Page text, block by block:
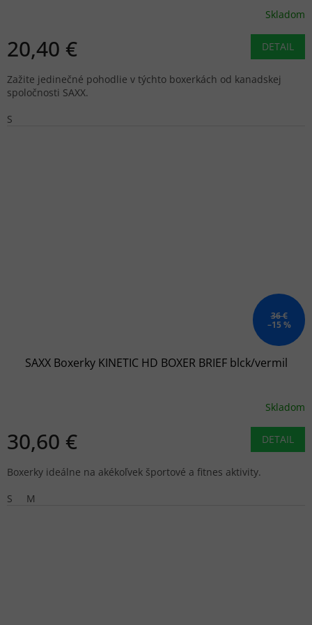
Skladom
20,40 € DETAIL
Zažite jedinečné pohodlie v týchto boxerkách od kanadskej
spoločnosti SAXX.
S
36 €
–15 %
SAXX Boxerky KINETIC HD BOXER BRIEF blck/vermil
Skladom
30,60 € DETAIL
Boxerky ideálne na akékoľvek športové a fitnes aktivity.
S
M